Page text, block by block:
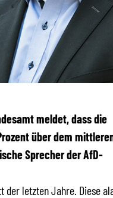
meldet, dass die
über dem
Sprecher der AfD-
der letzten Jahre. Diese